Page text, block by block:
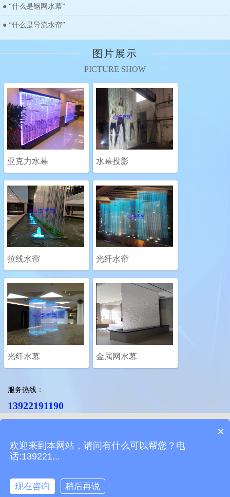
● “什么是钢网水幕”
● “什么是导流水帘”
图片展示
PICTURE SHOW
亚克力水幕 水幕投影
拉线水帘 光纤水帘
光纤水幕 金属网水幕
服务热线：
13922191190
电话：020-82185892 传真：020-82185893
水幕投影、潮汐瀑布、流水幕墙、景观喷泉
×
欢迎来到本网站，请问有什么可以帮您？电
话:139221...
现在咨询
稍后再说